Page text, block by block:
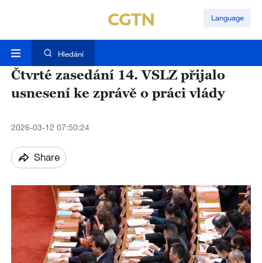
Language
Hledání
Čtvrté zasedání 14. VSLZ přijalo
usnesení ke zprávě o práci vlády
2026-03-12 07:50:24
Share